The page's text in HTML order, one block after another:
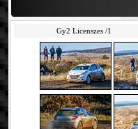
Gy2 Licenszes /1